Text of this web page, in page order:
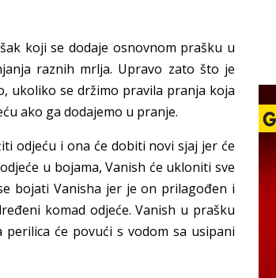
koji se dodaje osnovnom prašku u
raznih mrlja. Upravo zato što je
ukoliko se držimo pravila pranja koja
ako ga dodajemo u pranje.
odjeću i ona će dobiti novi sjaj jer će
u bojama, Vanish će ukloniti sve
bojati Vanisha jer je on prilagođen i
komad odjeće. Vanish u prašku
će povući s vodom sa usipani